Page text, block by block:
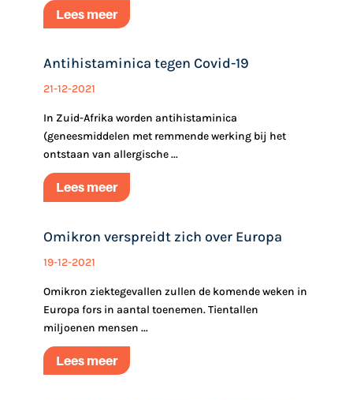
Lees meer
Antihistaminica tegen Covid-19
21-12-2021
In Zuid-Afrika worden antihistaminica
(geneesmiddelen met remmende werking bij het
ontstaan van allergische ...
Lees meer
Omikron verspreidt zich over Europa
19-12-2021
Omikron ziektegevallen zullen de komende weken in
Europa fors in aantal toenemen. Tientallen
miljoenen mensen ...
Lees meer